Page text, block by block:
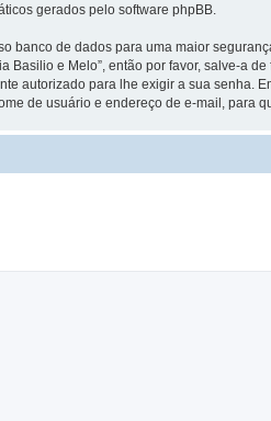
gerados pelo software phpBB.
banco de dados para uma maior
Basilio e Melo”, então por favor, salve-a
autorizado para lhe exigir a sua senha.
de usuário e endereço de e-mail, para